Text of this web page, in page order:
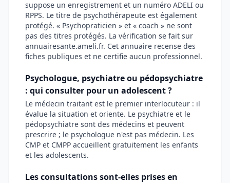
suppose un enregistrement et un numéro ADELI ou
RPPS. Le titre de psychothérapeute est également
protégé. « Psychopraticien » et « coach » ne sont
pas des titres protégés. La vérification se fait sur
annuairesante.ameli.fr. Cet annuaire recense des
fiches publiques et ne certifie aucun professionnel.
Psychologue, psychiatre ou pédopsychiatre
: qui consulter pour un adolescent ?
Le médecin traitant est le premier interlocuteur : il
évalue la situation et oriente. Le psychiatre et le
pédopsychiatre sont des médecins et peuvent
prescrire ; le psychologue n'est pas médecin. Les
CMP et CMPP accueillent gratuitement les enfants
et les adolescents.
Les consultations sont-elles prises en